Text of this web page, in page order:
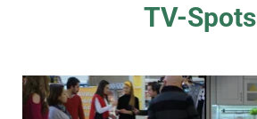
TV-Spots